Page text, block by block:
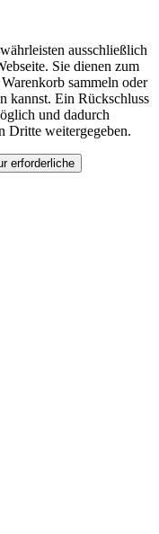
ausschließlich
Sie dienen zum
sammeln oder
kannst. Ein Rückschluss
und dadurch
Dritte weitergegeben.
erforderliche